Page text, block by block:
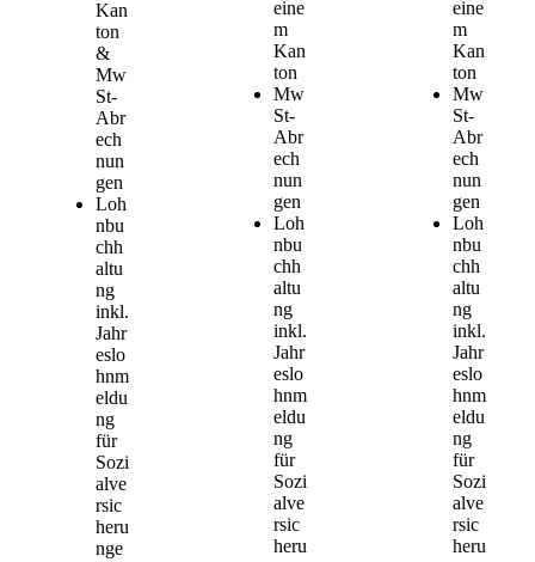
Kan
ton
&
Mw
St-
Abr
ech
nun
gen
Loh
nbu
chh
altu
ng
inkl.
Jahr
eslo
hnm
eldu
ng
für
Sozi
alve
rsic
heru
nge
eine
m
Kan
ton
Mw
St-
Abr
ech
nun
gen
Loh
nbu
chh
altu
ng
inkl.
Jahr
eslo
hnm
eldu
ng
für
Sozi
alve
rsic
heru
eine
m
Kan
ton
Mw
St-
Abr
ech
nun
gen
Loh
nbu
chh
altu
ng
inkl.
Jahr
eslo
hnm
eldu
ng
für
Sozi
alve
rsic
heru